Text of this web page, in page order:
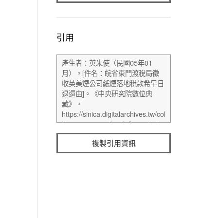
引用
複製引用資訊